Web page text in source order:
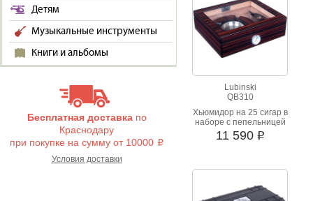
Детям
Музыкальные инструменты
Книги и альбомы
Бесплатная доставкапо
Краснодару
при покупке на сумму от 10000 i
Условия доставки
Lubinski
QB310
Хьюмидор на 25 сигар в
наборе с пепельницей
и гильотиной
11 590 i